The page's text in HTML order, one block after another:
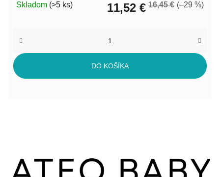
Skladom (>5 ks) 11,52 € 16,45 € (–29 %)
DO KOŠÍKA